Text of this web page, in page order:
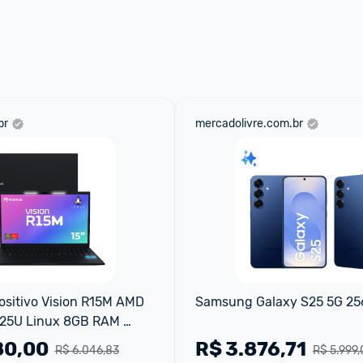
Vision R15M AMD
Linux 8GB RAM
Fi 6 15” IPS Preto
R$ 6.046,83
mercadolivre.com.br
Samsung Galaxy S25 5G
R$
R$3.876,71